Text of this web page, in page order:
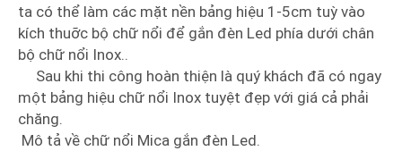
ta có thể làm các mặt nền bảng hiệu 1-5cm tuỳ vào
kích thuỡc bộ chữ nổi để gắn đèn Led phía dưới chân
bộ chữ nổi Inox..
Sau khi thi công hoàn thiện là quý khách đã có ngay
một bảng hiệu chữ nổi Inox tuyệt đẹp với giá cả phải
chăng.
Mô tả về chữ nổi Mica gắn đèn Led.